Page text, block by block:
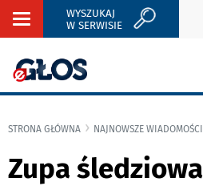
Rozwiń
WYSZUKAJ
W SERWISIE
STRONA GŁÓWNA NAJNOWSZE WIADOMOŚCI
Zupa śledziowa